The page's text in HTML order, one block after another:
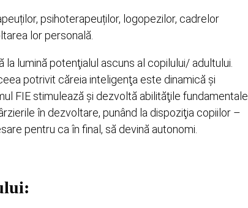
psihoterapeuților, logopezilor, cadrelor
lor personală.
lumină potenţialul ascuns al copilului/ adultului.
potrivit căreia inteligenţa este dinamică şi
FIE stimulează și dezvoltă abilităţile fundamentale
în dezvoltare, punând la dispoziţia copiilor –
pentru ca în final, să devină autonomi.